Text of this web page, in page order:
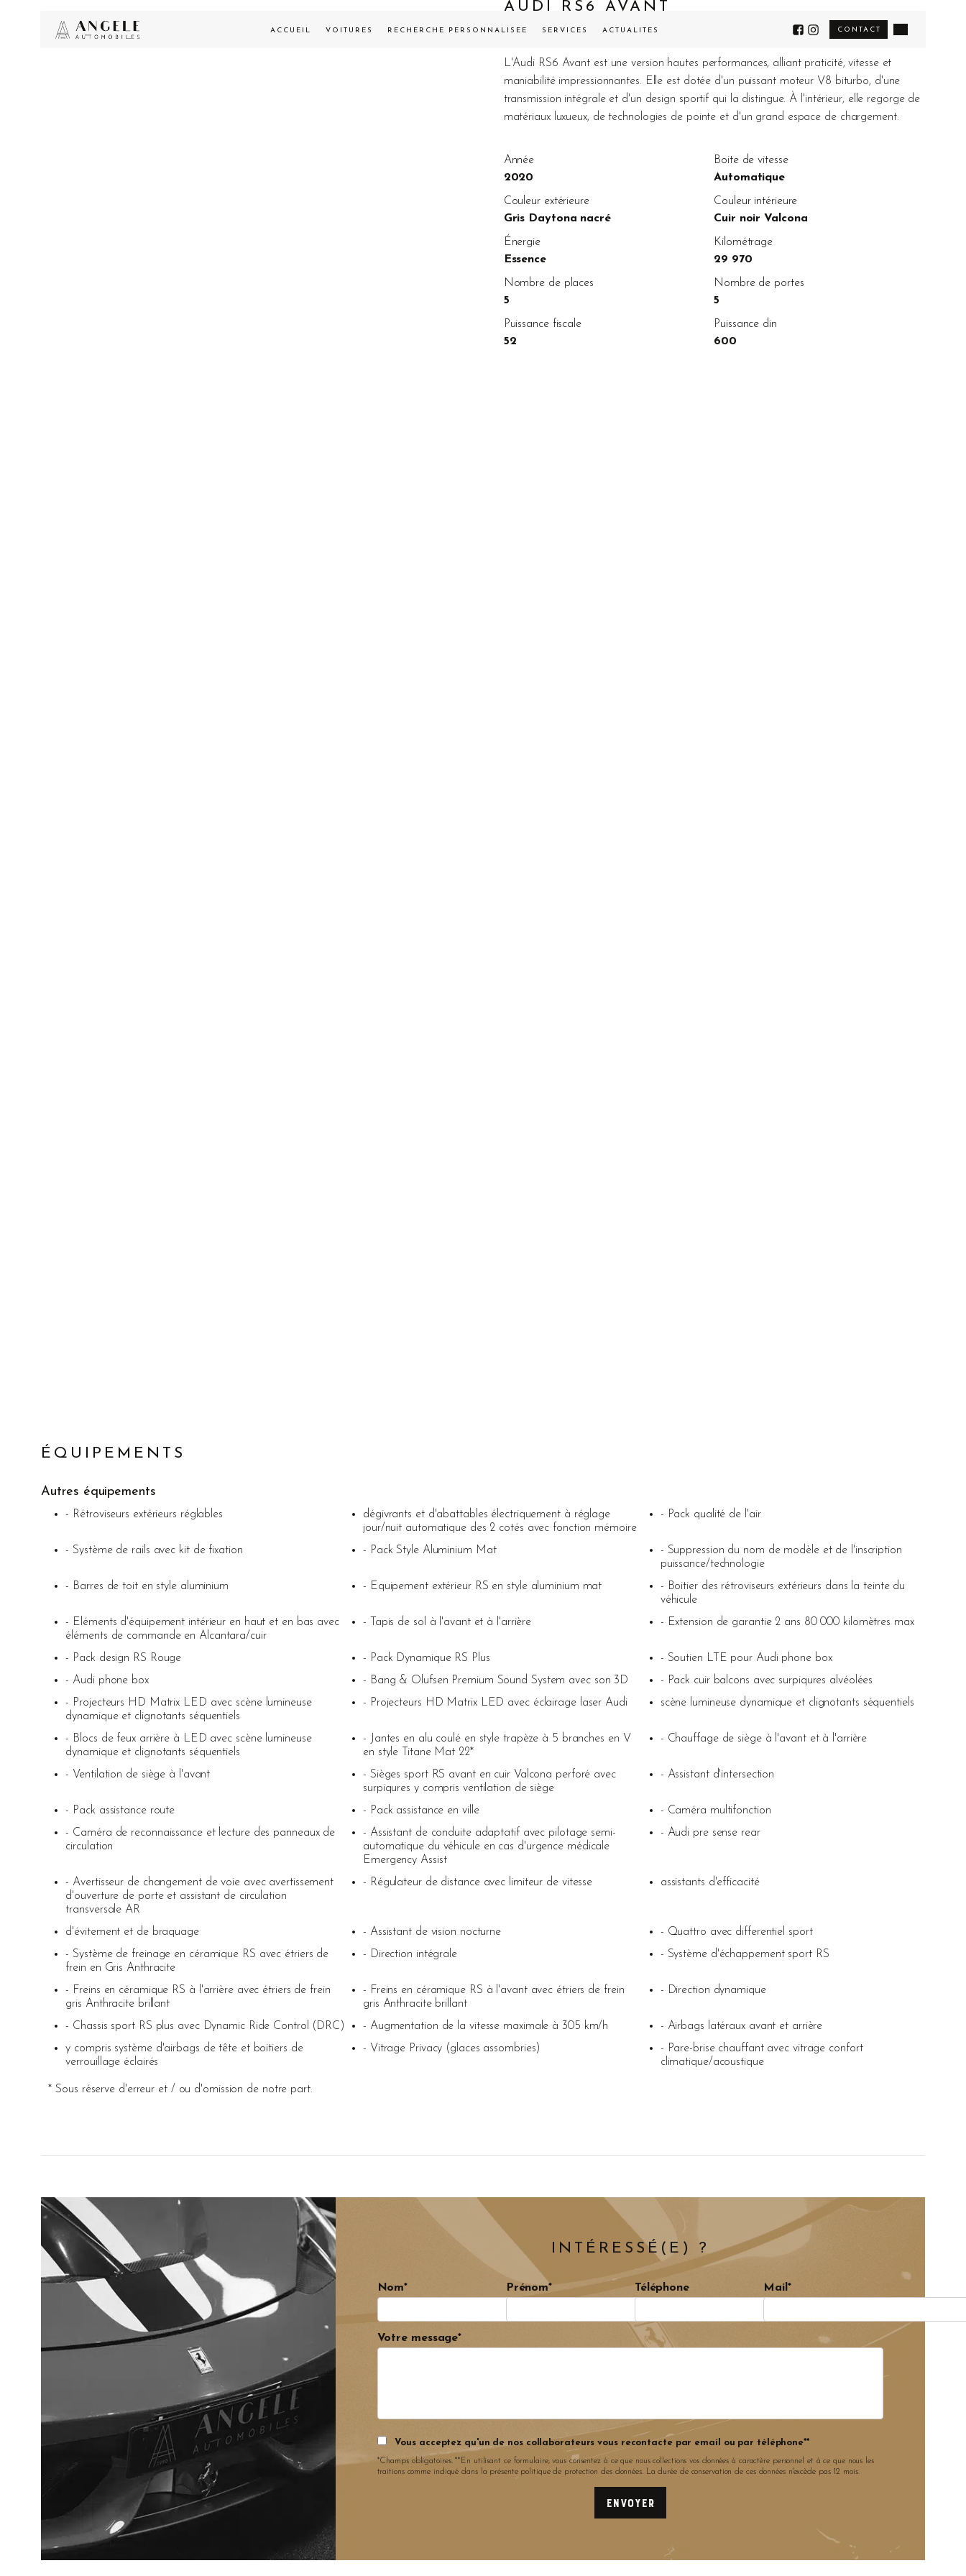
ACCUEIL VOITURES RECHERCHE PERSONNALISÉE SERVICES ACTUALITÉS CONTACT
AUDI RS6 AVANT
124 990,00 €
Année
2020
Boite de vitesse
Automatique
Couleur extérieure
Gris Daytona nacré
Couleur intérieure
Cuir noir Valcona
Énergie
Essence
Kilométrage
29 970
Nombre de places
5
Nombre de portes
5
Puissance fiscale
52
Puissance din
600
L'Audi RS6 Avant est une version hautes performances, alliant praticité, vitesse et
maniabilité impressionnantes. Elle est dotée d'un puissant moteur V8 biturbo, d'une
transmission intégrale et d'un design sportif qui la distingue. À l'intérieur, elle regorge de
matériaux luxueux, de technologies de pointe et d'un grand espace de chargement.
ÉQUIPEMENTS
Autres équipements
- Rétroviseurs extérieurs réglables
dégivrants et d'abattables électriquement à réglage
jour/nuit automatique des 2 cotés avec fonction mémoire
- Pack qualité de l'air
- Système de rails avec kit de fixation - Pack Style Aluminium Mat
- Suppression du nom de modèle et de l'inscription
puissance/technologie
- Barres de toit en style aluminium
- Equipement extérieur RS en style aluminium mat
- Boitier des rétroviseurs extérieurs dans la teinte du
véhicule
- Eléments d'équipement intérieur en haut et en bas avec
éléments de commande en Alcantara/cuir
- Tapis de sol à l'avant et à l'arrière - Extension de garantie 2 ans 80 000 kilomètres max
- Pack design RS Rouge - Pack Dynamique RS Plus
- Soutien LTE pour Audi phone box
- Audi phone box
- Bang & Olufsen Premium Sound System avec son 3D
- Pack cuir balcons avec surpiqures alvéolées
- Projecteurs HD Matrix LED avec scène lumineuse
dynamique et clignotants séquentiels
- Projecteurs HD Matrix LED avec éclairage laser Audi scène lumineuse dynamique et clignotants séquentiels
- Blocs de feux arrière à LED avec scène lumineuse
dynamique et clignotants séquentiels
- Jantes en alu coulé en style trapèze à 5 branches en V
en style Titane Mat 22*
- Chauffage de siège à l'avant et à l'arrière
- Ventilation de siège à l'avant
- Sièges sport RS avant en cuir Valcona perforé avec
surpiqures y compris ventilation de siège
- Assistant d'intersection
- Pack assistance route - Pack assistance en ville
- Caméra multifonction
- Caméra de reconnaissance et lecture des panneaux de
circulation
- Assistant de conduite adaptatif avec pilotage semi-
automatique du véhicule en cas d'urgence médicale
Emergency Assist
- Audi pre sense rear
- Avertisseur de changement de voie avec avertissement
d'ouverture de porte et assistant de circulation
transversale AR
- Régulateur de distance avec limiteur de vitesse assistants d'efficacité
d'évitement et de braquage - Assistant de vision nocturne
- Quattro avec differentiel sport
- Système de freinage en céramique RS avec étriers de
frein en Gris Anthracite
- Direction intégrale - Système d'échappement sport RS
- Freins en céramique RS à l'arrière avec étriers de frein
gris Anthracite brillant
- Freins en céramique RS à l'avant avec étriers de frein
gris Anthracite brillant
- Direction dynamique
- Chassis sport RS plus avec Dynamic Ride Control (DRC) - Augmentation de la vitesse maximale à 305 km/h
- Airbags latéraux avant et arrière
y compris système d'airbags de tête et boitiers de
verrouillage éclairés
- Vitrage Privacy (glaces assombries)
- Pare-brise chauffant avec vitrage confort
climatique/acoustique
* Sous réserve d'erreur et / ou d'omission de notre part.
INTÉRESSÉ(E) ?
Nom* Prénom* Téléphone Mail*
Votre message*
Vous acceptez qu'un de nos collaborateurs vous recontacte par email ou par téléphone**
*Champs obligatoires. **En utilisant ce formulaire, vous consentez à ce que nous collections vos données à caractère personnel et à ce que nous les
traitions comme indiqué dans la présente politique de protection des données. La durée de conservation de ces données n'excède pas 12 mois.